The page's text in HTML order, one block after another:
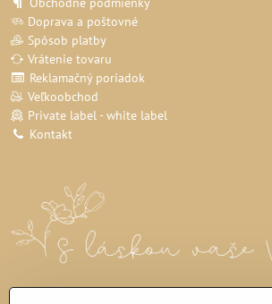
Doprava a poštovné
Spôsob platby
Vrátenie tovaru
Reklamačný poriadok
Veľkoobchod
Private label - white label
Kontakt